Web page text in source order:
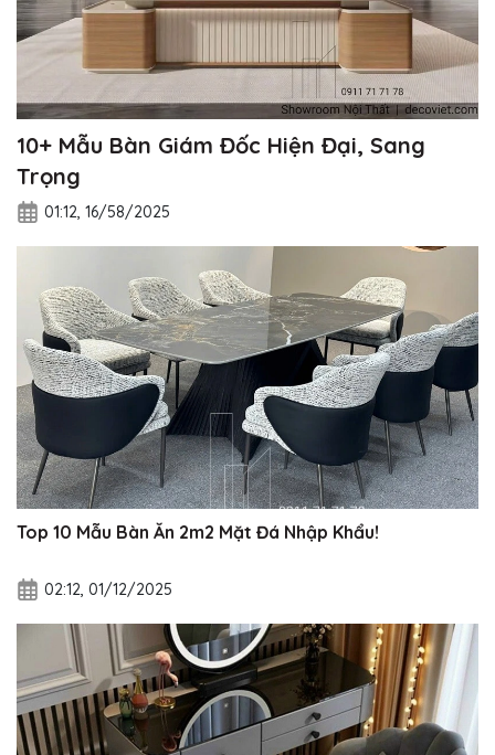
10+ Mẫu Bàn Giám Đốc Hiện Đại, Sang
Trọng
01:12, 16/58/2025
Top 10 Mẫu Bàn Ăn 2m2 Mặt Đá Nhập Khẩu!
02:12, 01/12/2025